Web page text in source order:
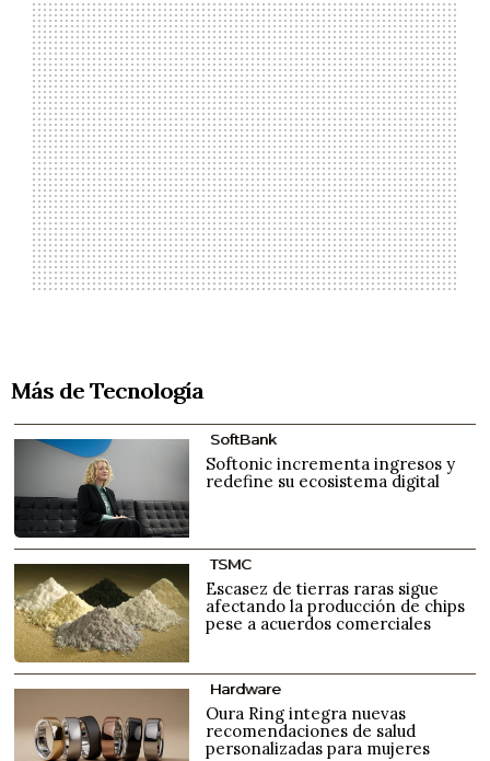
Más de Tecnología
SoftBank
Softonic incrementa ingresos y
redefine su ecosistema digital
TSMC
Escasez de tierras raras sigue
afectando la producción de chips
pese a acuerdos comerciales
Hardware
Oura Ring integra nuevas
recomendaciones de salud
personalizadas para mujeres